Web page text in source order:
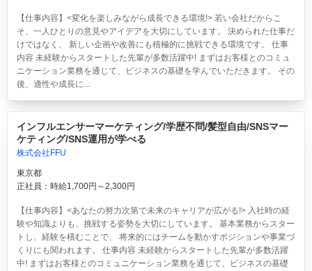
【仕事内容】<変化を楽しみながら成長できる環境!> 若い会社だからこ
そ、一人ひとりの意見やアイデアを大切にしています。 決められた仕事だ
けではなく、 新しい企画や改善にも積極的に挑戦できる環境です。 仕事
内容 未経験からスタートした先輩が多数活躍中! まずはお客様とのコミュ
ニケーション業務を通じて、ビジネスの基礎を学んでいただきます。 その
後、適性や成長に...
インフルエンサーマーケティング/学歴不問/髪型自由/SNSマー
ケティング/SNS運用が学べる
株式会社FFU
東京都
正社員：時給1,700円～2,300円
【仕事内容】<あなたの努力次第で未来のキャリアが広がる!> 入社時の経
験や知識よりも、挑戦する姿勢を大切にしています。 基本業務からスター
トし、経験を積むことで、 将来的にはチームを動かすポジションや事業づ
くりにも関われます。 仕事内容 未経験からスタートした先輩が多数活躍
中! まずはお客様とのコミュニケーション業務を通じて、ビジネスの基礎